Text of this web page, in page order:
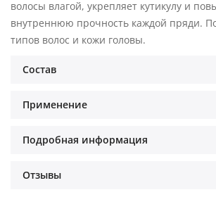
волосы влагой, укрепляет кутикулу и
внутреннюю прочность каждой пряди.
типов волос и кожи головы.
Состав
Применение
Подробная информация
Отзывы